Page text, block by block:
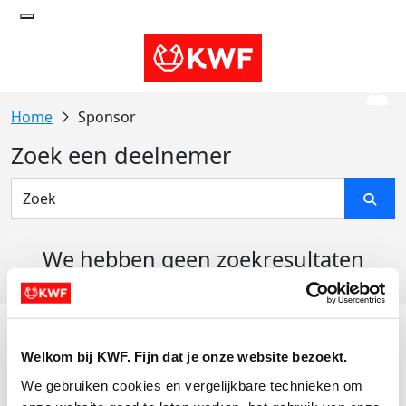
Welkom bij KWF. Fijn dat je onze website bezoekt.
We gebruiken cookies en vergelijkbare technieken om
Sponsor
Zoek een deelnemer
We hebben geen zoekresultaten
Actiematerialen
Evenementen